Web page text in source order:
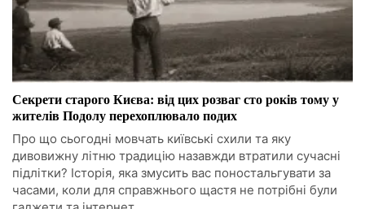
Секрети старого Києва: від цих розваг сто років тому у
жителів Подолу перехоплювало подих
Про що сьогодні мовчать київські схили та яку
дивовижну літню традицію назавжди втратили сучасні
підлітки? Історія, яка змусить вас поностальгувати за
часами, коли для справжнього щастя не потрібні були